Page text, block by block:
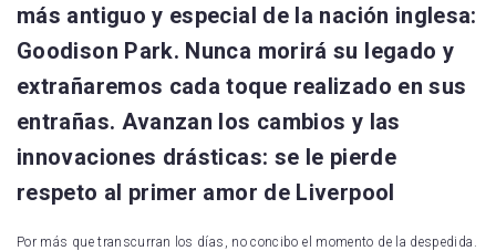
más antiguo y especial de la nación inglesa:
Goodison Park. Nunca morirá su legado y
extrañaremos cada toque realizado en sus
entrañas. Avanzan los cambios y las
innovaciones drásticas: se le pierde
respeto al primer amor de Liverpool
Por más que transcurran los días, no concibo el momento de la despedida.